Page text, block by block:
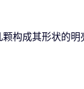
构成其形状的明